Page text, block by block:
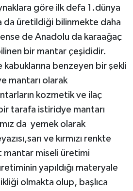
göre ilk defa 1.dünya
da üretildiği bilinmekte daha
de Anadolu da karaağaç
bir mantar çeşididir.
benzeyen bir şekli
mantarı olarak
kozmetik ve ilaç
tarafa istiridye mantarı
da yemek olarak
ve kırmızı renkte
mantar miseli üretimi
yapıldığı materyale
olmakta olup, başlıca